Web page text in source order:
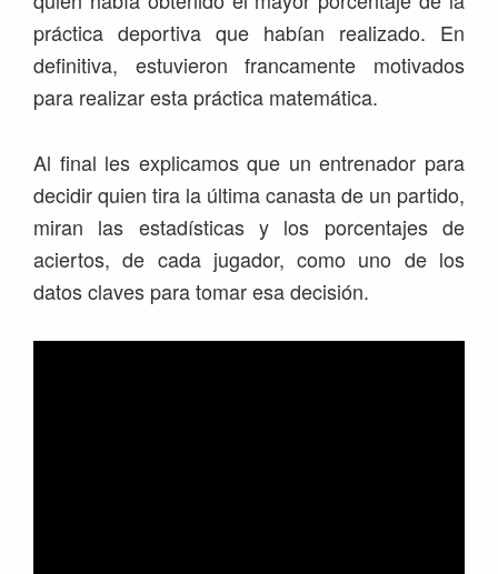
práctica deportiva que habían realizado. En
definitiva, estuvieron francamente motivados
para realizar esta práctica matemática.
Al final les explicamos que un entrenador para
decidir quien tira la última canasta de un partido,
miran las estadísticas y los porcentajes de
aciertos, de cada jugador, como uno de los
datos claves para tomar esa decisión.